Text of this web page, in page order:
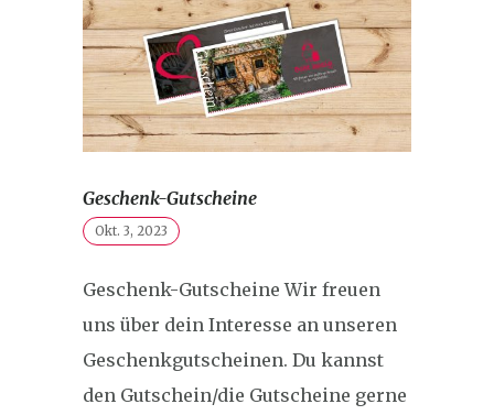
Geschenk-Gutscheine
Okt. 3, 2023
Geschenk-Gutscheine Wir freuen
uns über dein Interesse an unseren
Geschenkgutscheinen. Du kannst
den Gutschein/die Gutscheine gerne